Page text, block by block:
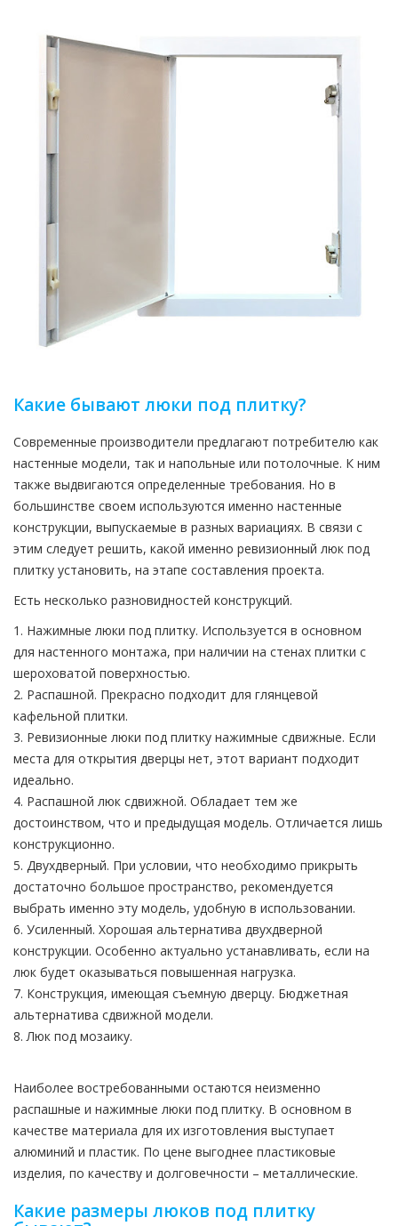
Какие бывают люки под плитку?
Современные производители предлагают потребителю как
настенные модели, так и напольные или потолочные. К ним
также выдвигаются определенные требования. Но в
большинстве своем используются именно настенные
конструкции, выпускаемые в разных вариациях. В связи с
этим следует решить, какой именно ревизионный люк под
плитку установить, на этапе составления проекта.
Есть несколько разновидностей конструкций.
1. Нажимные люки под плитку. Используется в основном
для настенного монтажа, при наличии на стенах плитки с
шероховатой поверхностью.
2. Распашной. Прекрасно подходит для глянцевой
кафельной плитки.
3. Ревизионные люки под плитку нажимные сдвижные. Если
места для открытия дверцы нет, этот вариант подходит
идеально.
4. Распашной люк сдвижной. Обладает тем же
достоинством, что и предыдущая модель. Отличается лишь
конструкционно.
5. Двухдверный. При условии, что необходимо прикрыть
достаточно большое пространство, рекомендуется
выбрать именно эту модель, удобную в использовании.
6. Усиленный. Хорошая альтернатива двухдверной
конструкции. Особенно актуально устанавливать, если на
люк будет оказываться повышенная нагрузка.
7. Конструкция, имеющая съемную дверцу. Бюджетная
альтернатива сдвижной модели.
8. Люк под мозаику.
Наиболее востребованными остаются неизменно
распашные и нажимные люки под плитку. В основном в
качестве материала для их изготовления выступает
алюминий и пластик. По цене выгоднее пластиковые
изделия, по качеству и долговечности – металлические.
Какие размеры люков под плитку